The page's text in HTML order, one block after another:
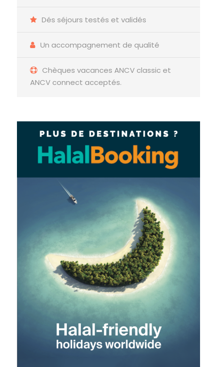
Dés séjours testés et validés
Un accompagnement de qualité
Chèques vacances ANCV classic et
ANCV connect acceptés.